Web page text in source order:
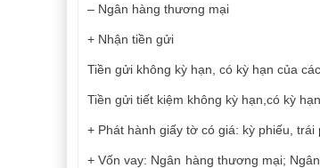
– Ngân hàng thương mại
+ Nhận tiền gửi
Tiền gửi không kỳ hạn, có kỳ hạn của
Tiền gửi tiết kiệm không kỳ hạn,có kỳ
+ Phát hành giấy tờ có giá: kỳ phiếu, trái
+ Vốn vay: Ngân hàng thương mại;